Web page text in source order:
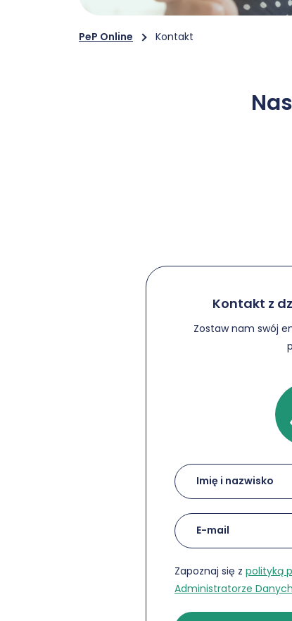
PeP Online Kontakt
Kontakt z
Zostaw nam swój
Kontakt
z
sprzedaży
Zapoznaj się z polityką
Administratorze Danych